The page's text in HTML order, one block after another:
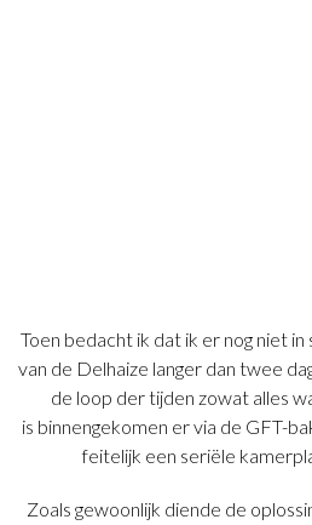
Toen bedacht ik dat ik er nog niet
van de Delhaize langer dan twee
de loop der tijden zowat alles
is binnengekomen er via de GFT-
feitelijk een seriële
Zoals gewoonlijk diende de